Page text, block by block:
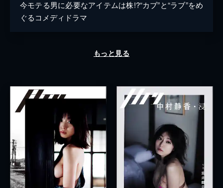
今モテる男に必要なアイテムは株!?“カブ”と“ラブ”をめ
ぐるコメディドラマ
もっと見る